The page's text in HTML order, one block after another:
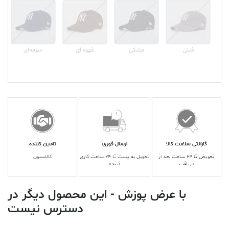
فیلی مشکی قهوه ای سرمه‌ای
گارانتی سلامت کالا
تعویض تا ۲۴ ساعت بعد از
دریافت
ارسال فوری
تحویل به پست تا ۲۴ ساعت کاری
آینده
تامین کننده
کالاسیون
با عرض پوزش - این محصول دیگر در
دسترس نیست